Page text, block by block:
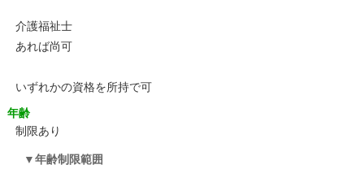
介護福祉士
あれば尚可
いずれかの資格を所持で可
年齢
制限あり
年齢制限範囲